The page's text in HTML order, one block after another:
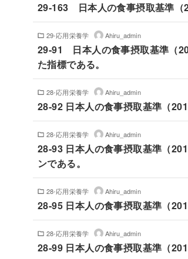
29-163 日本人の食事摂取基準（
29-応用栄養学 Ahiru_admin
29-91 日本人の食事摂取基準（
た指標である。
28-応用栄養学 Ahiru_admin
28-92 日本人の食事摂取基準（
28-応用栄養学 Ahiru_admin
28-93 日本人の食事摂取基準（
ンである。
28-応用栄養学 Ahiru_admin
28-95 日本人の食事摂取基準（
28-応用栄養学 Ahiru_admin
28-99 日本人の食事摂取基準（